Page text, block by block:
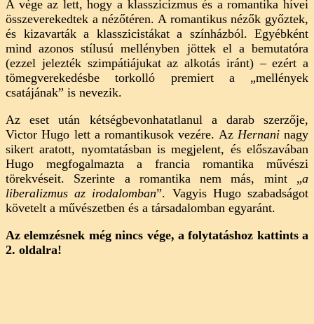
A vége az lett, hogy a klasszicizmus és a romantika hívei
összeverekedtek a nézőtéren. A romantikus nézők győztek,
és kizavarták a klasszicistákat a színházból. Egyébként
mind azonos stílusú mellényben jöttek el a bemutatóra
(ezzel jelezték szimpátiájukat az alkotás iránt) – ezért a
tömegverekedésbe torkolló premiert a „mellények
csatájának” is nevezik.
Az eset után kétségbevonhatatlanul a darab szerzője,
Victor Hugo lett a romantikusok vezére. Az Hernaninagy
sikert aratott, nyomtatásban is megjelent, és előszavában
Hugo megfogalmazta a francia romantika művészi
törekvéseit. Szerinte a romantika nem más, mint „a
liberalizmus az irodalomban”. Vagyis Hugo szabadságot
követelt a művészetben és a társadalomban egyaránt.
Az elemzésnek még nincs vége, a folytatáshoz kattints a
2. oldalra!